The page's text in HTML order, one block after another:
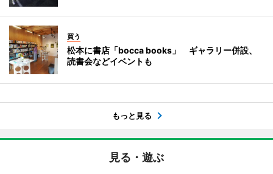
買う
松本に書店「bocca books」 ギャラリー併設、
読書会などイベントも
もっと見る
見る・遊ぶ